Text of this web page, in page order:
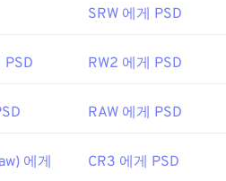
SRW 에게 PSD
PSD RW2 에게 PSD
RAW 에게 PSD
에게
CR3 에게 PSD